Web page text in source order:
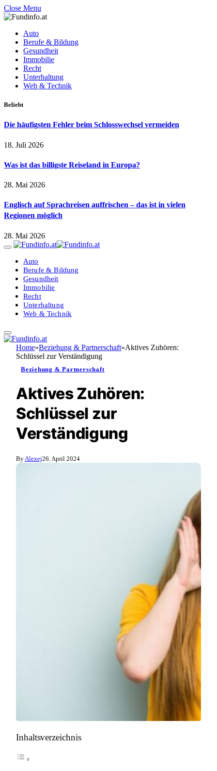
Close Menu
Auto
Berufe & Bildung
Gesundheit
Immobilie
Recht
Unterhaltung
Web & Technik
Beliebt
Die häufigsten Fehler beim Schlosswechsel vermeiden
18. Juli 2026
Was ist das billigste Reiseland in Europa?
28. Mai 2026
Englisch auf Sprachreisen auffrischen – das ist in vielen
Regionen möglich
28. Mai 2026
Auto
Berufe & Bildung
Gesundheit
Immobilie
Recht
Unterhaltung
Web & Technik
Home»Beziehung & Partnerschaft»Aktives Zuhören:
Schlüssel zur Verständigung
Beziehung & Partnerschaft
Aktives Zuhören:
Schlüssel zur
Verständigung
By Alexej26. April 2024
Inhaltsverzeichnis